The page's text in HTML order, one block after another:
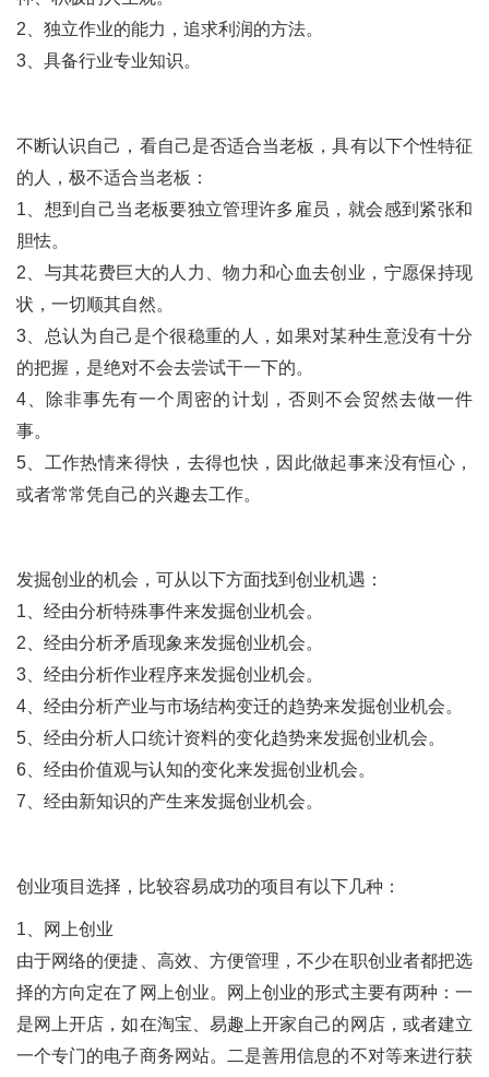
2、独立作业的能力，追求利润的方法。
3、具备行业专业知识。
不断认识自己，看自己是否适合当老板，具有以下个性特征
的人，极不适合当老板：
1、想到自己当老板要独立管理许多雇员，就会感到紧张和
胆怯。
2、与其花费巨大的人力、物力和心血去创业，宁愿保持现
状，一切顺其自然。
3、总认为自己是个很稳重的人，如果对某种生意没有十分
的把握，是绝对不会去尝试干一下的。
4、除非事先有一个周密的计划，否则不会贸然去做一件
事。
5、工作热情来得快，去得也快，因此做起事来没有恒心，
或者常常凭自己的兴趣去工作。
发掘创业的机会，可从以下方面找到创业机遇：
1、经由分析特殊事件来发掘创业机会。
2、经由分析矛盾现象来发掘创业机会。
3、经由分析作业程序来发掘创业机会。
4、经由分析产业与市场结构变迁的趋势来发掘创业机会。
5、经由分析人口统计资料的变化趋势来发掘创业机会。
6、经由价值观与认知的变化来发掘创业机会。
7、经由新知识的产生来发掘创业机会。
创业项目选择，比较容易成功的项目有以下几种：
1、网上创业
由于网络的便捷、高效、方便管理，不少在职创业者都把选
择的方向定在了网上创业。网上创业的形式主要有两种：一
是网上开店，如在淘宝、易趣上开家自己的网店，或者建立
一个专门的电子商务网站。二是善用信息的不对等来进行获